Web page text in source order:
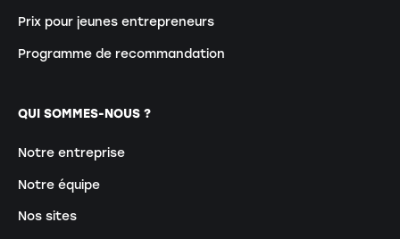
Prix pour jeunes entrepreneurs
Programme de recommandation
QUI SOMMES-NOUS ?
Notre entreprise
Notre équipe
Nos sites